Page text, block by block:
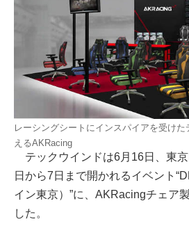
レーシングシートにインスパイアを受け
えるAKRacing
テックウインドは6月16日、東
日から7日まで開かれるイベント
イン東京）”に、AKRacingチェア
した。